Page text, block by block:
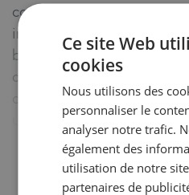
construction, le soutien
immobilier. Elle a très
bien je cherchais, m'a
d'excellentes options, ce
découverte de
un véritable bijou !
Ce site Web
cookies
Nous utilisons des
personnaliser le
analyser notre trafic.
également des
utilisation de notre
partenaires de